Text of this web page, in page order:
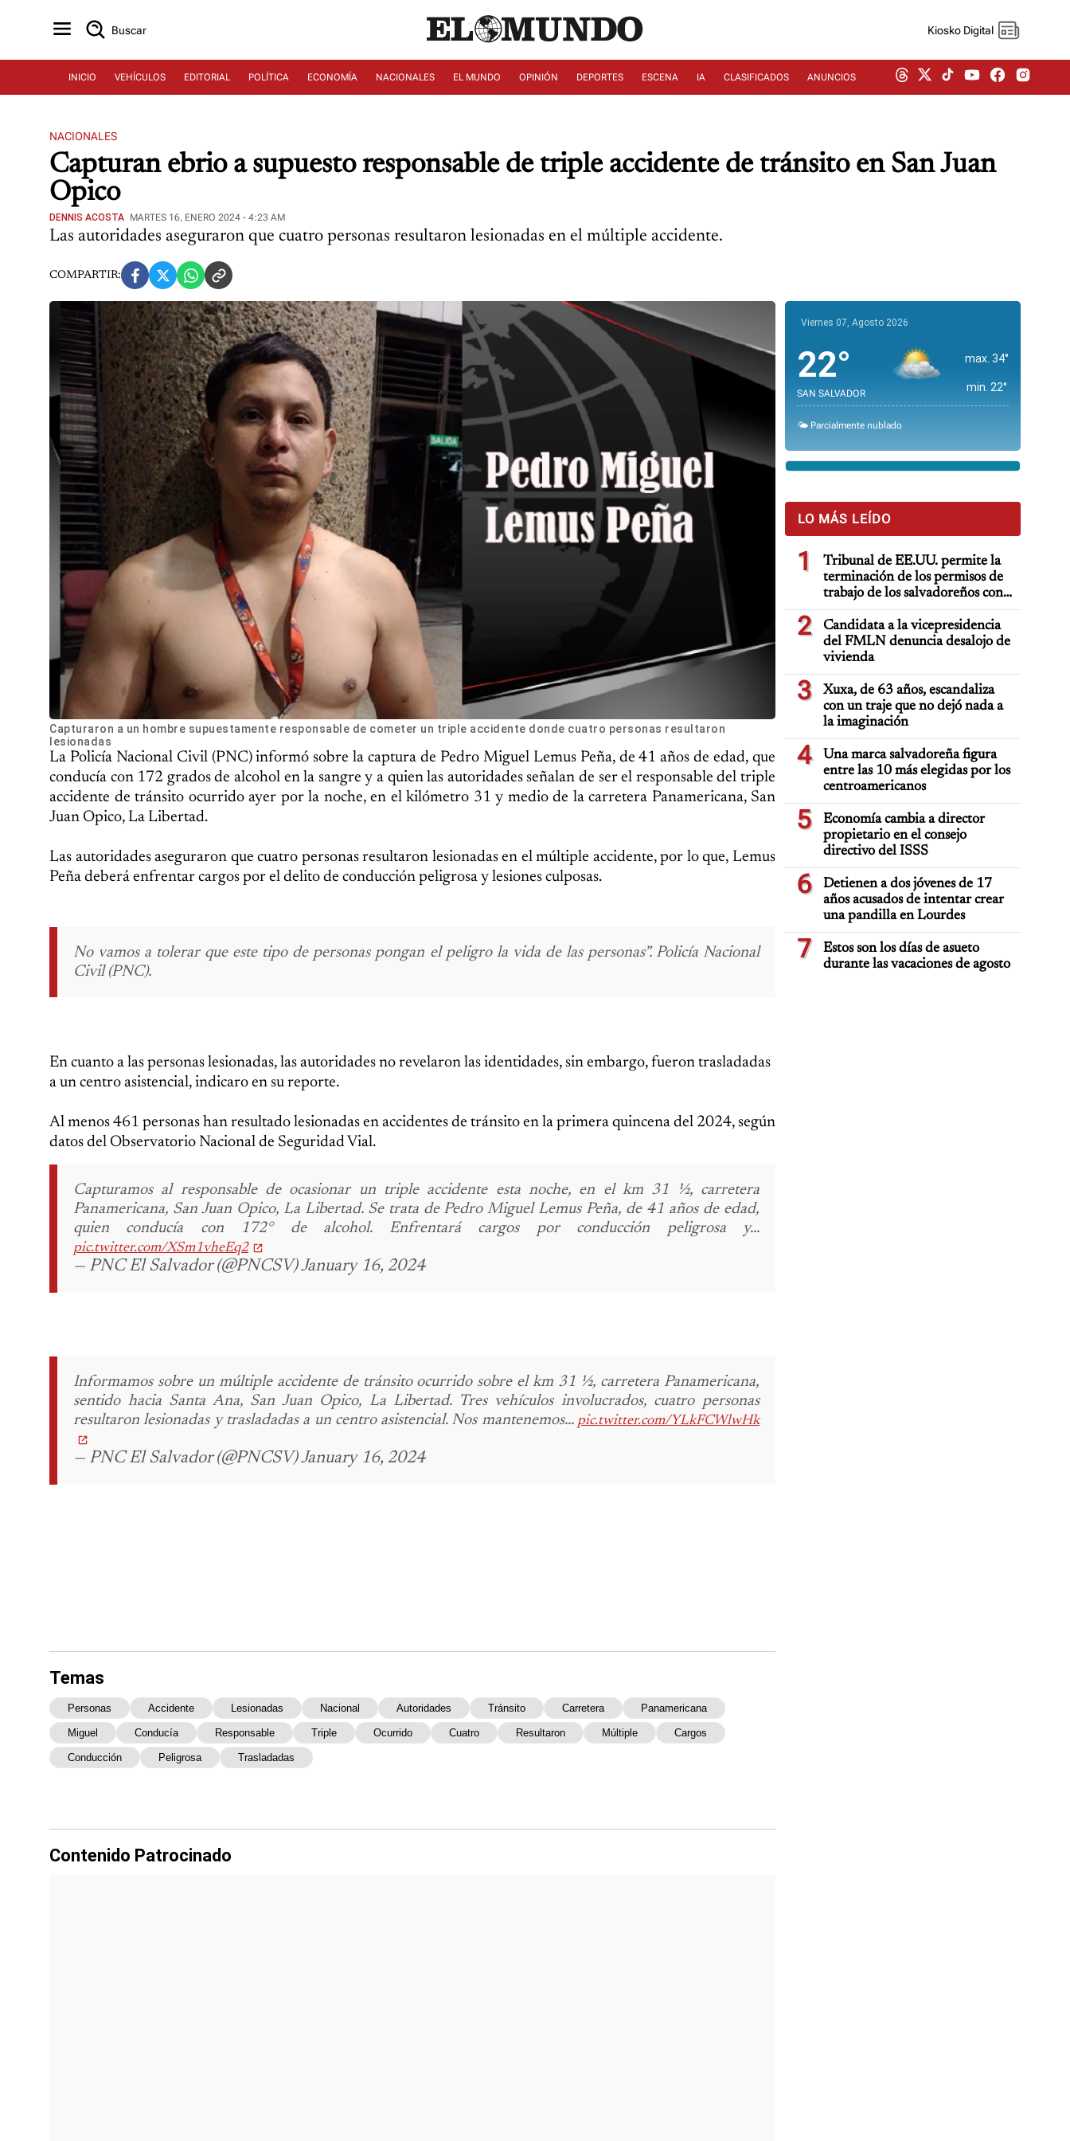
Buscar Kiosko Digital
INICIO VEHÍCULOS EDITORIAL POLÍTICA ECONOMÍA NACIONALES EL MUNDO OPINIÓN DEPORTES ESCENA IA CLASIFICADOS ANUNCIOS
NACIONALES
Capturan ebrio a supuesto responsable de triple accidente de tránsito en San Juan
Opico
DENNIS ACOSTA MARTES 16, ENERO 2024 - 4:23 AM
Las autoridades aseguraron que cuatro personas resultaron lesionadas en el múltiple accidente.
COMPARTIR:
Capturaron a un hombre supuestamente responsable de cometer un triple accidente donde cuatro personas resultaron
lesionadas
La Policía Nacional Civil (PNC) informó sobre la captura de Pedro Miguel Lemus Peña, de 41 años de edad, que
conducía con 172 grados de alcohol en la sangre y a quien las autoridades señalan de ser el responsable del triple
accidente de tránsito ocurrido ayer por la noche, en el kilómetro 31 y medio de la carretera Panamericana, San
Juan Opico, La Libertad.
Las autoridades aseguraron que cuatro personas resultaron lesionadas en el múltiple accidente, por lo que, Lemus
Peña deberá enfrentar cargos por el delito de conducción peligrosa y lesiones culposas.
No vamos a tolerar que este tipo de personas pongan el peligro la vida de las personas”.Policía Nacional
Civil (PNC).
En cuanto a las personas lesionadas, las autoridades no revelaron las identidades, sin embargo, fueron trasladadas
a un centro asistencial, indicaro en su reporte.
Al menos 461 personas han resultado lesionadas en accidentes de tránsito en la primera quincena del 2024, según
datos del Observatorio Nacional de Seguridad Vial.
Capturamos al responsable de ocasionar un triple accidente esta noche, en el km 31 ½, carretera
Panamericana, San Juan Opico, La Libertad. Se trata de Pedro Miguel Lemus Peña, de 41 años de edad,
quien conducía con 172° de alcohol.
Enfrentará cargos por conducción peligrosa y...
pic.twitter.com/XSm1vheEq2
— PNC El Salvador (@PNCSV) January 16, 2024
Informamos sobre un múltiple accidente de tránsito ocurrido sobre el km 31 ½, carretera Panamericana,
sentido hacia Santa Ana, San Juan Opico, La Libertad. Tres vehículos involucrados, cuatro personas
resultaron lesionadas y trasladadas a un centro asistencial. Nos mantenemos... pic.twitter.com/YLkFCWlwHk
— PNC El Salvador (@PNCSV) January 16, 2024
Temas
Personas Accidente Lesionadas Nacional Autoridades Tránsito Carretera Panamericana
Miguel Conducía Responsable Triple Ocurrido Cuatro Resultaron Múltiple Cargos
Conducción Peligrosa Trasladadas
Contenido Patrocinado
Viernes 07, Agosto 2026
22°
SAN SALVADOR
max. 34°
min. 22°
🌤️ Parcialmente nublado
LO MÁS LEÍDO
1
Tribunal de EE.UU. permite la
terminación de los permisos de
trabajo de los salvadoreños con
TPS
2
Candidata a la vicepresidencia
del FMLN denuncia desalojo de
vivienda
3
Xuxa, de 63 años, escandaliza
con un traje que no dejó nada a
la imaginación
4
Una marca salvadoreña figura
entre las 10 más elegidas por los
centroamericanos
5
Economía cambia a director
propietario en el consejo
directivo del ISSS
6
Detienen a dos jóvenes de 17
años acusados de intentar crear
una pandilla en Lourdes
7
Estos son los días de asueto
durante las vacaciones de agosto